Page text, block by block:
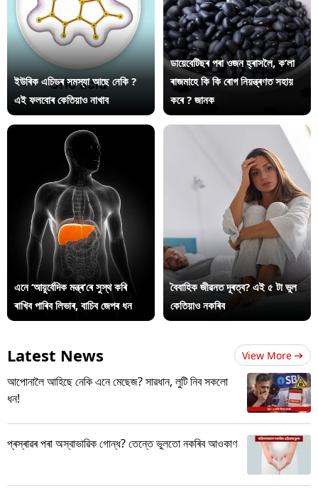
ইউৰিক এচিডৰ সমস্যা আছে নেকি ?
এই ফলবোৰ কেতিয়াও নাখাব
ডায়েবেটিছৰ পৰা ওজন হ্ৰাসলৈ, ক’লা
ৰাজমাহে কি কি ৰোগ নিয়ন্ত্ৰণত সহায়
কৰে ? জানক
এনে ‘আয়ুৰ্বেদিক মন্ত্ৰ’ৰে সুস্থ কৰি
ৰাখিব পাৰিব লিভাৰ, বাচিব জেপৰ ধন
বৈবাহিক জীৱনত দূৰত্ব? এই ৫ টা ভুল
কেতিয়াও নকৰিব
Latest News View More
আপোনালৈ আহিছে নেকি এনে মেছেজ? সাৱধান, লুটি নিব সকলো
ধন!
প্ৰস্ৰাৱৰ পৰা অস্বাভাৱিক গোন্ধ? তেন্তে ভুলতো নকৰিব আওকাণ